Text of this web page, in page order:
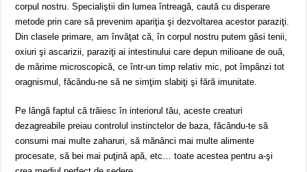
corpul nostru. Specialiştii din lumea întreagă, caută cu disperare
metode prin care să prevenim apariţia şi dezvoltarea acestor paraziţi.
Din clasele primare, am învăţat că, în corpul nostru putem găsi tenii,
oxiuri şi ascarizii, paraziţi ai intestinului care depun milioane de ouă,
de mărime microscopică, ce într-un timp relativ mic, pot împânzi tot
oragnismul, făcându-ne să ne simţim slabiţi şi fără imunitate.
Pe lângă faptul că trăiesc în interiorul tău, aceste creaturi
dezagreabile preiau controlul instinctelor de baza, făcându-te să
consumi mai multe zaharuri, să mănânci mai multe alimente
procesate, să bei mai puţină apă, etc… toate acestea pentru a-şi